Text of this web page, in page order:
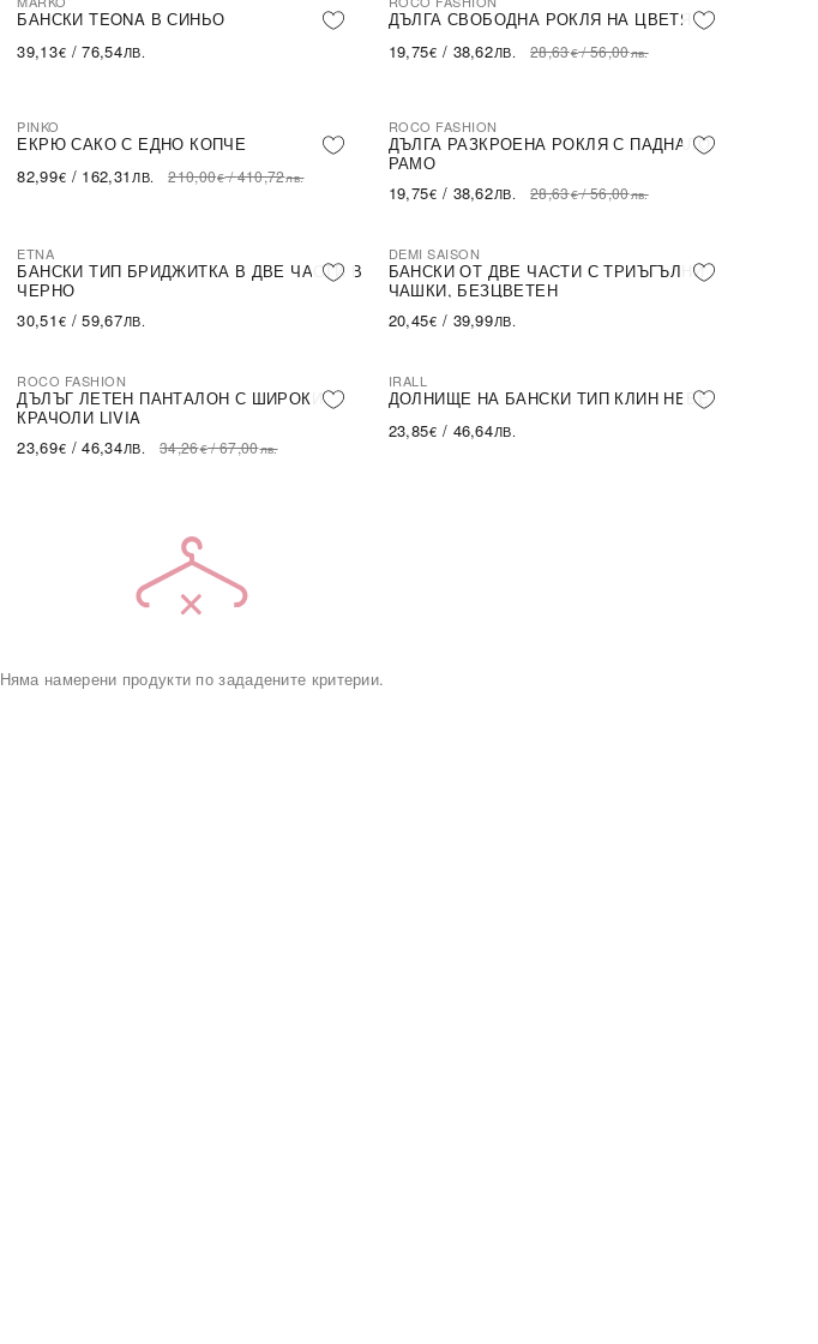
БАНСКИ TEONA В СИНЬО
39,13€ /76,54ЛВ.
-31%
ДЪЛГА СВОБОДНА РОКЛЯ НА ЦВЕТЯ
19,75€ / 38,62ЛВ. 28,63€/56,00лв.
-60% SALE
PINKO
ЕКРЮ САКО С ЕДНО КОПЧЕ
82,99€ / 162,31 ЛВ. 210,00€/410,72лв.
-31%
ROCO FASHION
ДЪЛГА РАЗКРОЕНА РОКЛЯ С ПАДНАЛО
РАМО
19,75€ / 38,62ЛВ. 28,63€/56,00лв.
ETNA
БАНСКИ ТИП БРИДЖИТКА В ДВЕ ЧАСТИ В
ЧЕРНО
30,51€ /59,67ЛВ.
DEMI SAISON
БАНСКИ ОТ ДВЕ ЧАСТИ С ТРИЪГЪЛНИ
ЧАШКИ, БЕЗЦВЕТЕН
20,45€ / 39,99ЛВ.
-31%
ROCO FASHION
ДЪЛЪГ ЛЕТЕН ПАНТАЛОН С ШИРОКИ
КРАЧОЛИ LIVIA
23,69€ /46,34ЛВ. 34,26€/67,00лв.
IRALL
ДОЛНИЩЕ НА БАНСКИ ТИП КЛИН HEBE
23,85€ / 46,64ЛВ.
Няма намерени продукти по зададените критерии.